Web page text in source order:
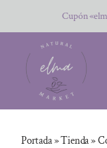
al
contenido
Cupón
Portada»Tienda»